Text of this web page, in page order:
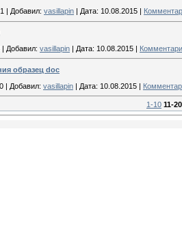
| Добавил: vasillapin | Дата: 10.08.2015 |
| Добавил: vasillapin | Дата: 10.08.2015 |
образец doc
| Добавил: vasillapin | Дата: 10.08.2015 |
1-10 11-20